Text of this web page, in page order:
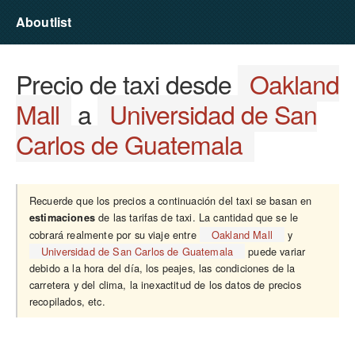
Aboutlist
Precio de taxi desde Oakland
Mall a Universidad de San
Carlos de Guatemala
Recuerde que los precios a continuación del taxi se basan en
estimacionesde las tarifas de taxi. La cantidad que se le
cobrará realmente por su viaje entre
Oakland Mall
y
Universidad de San Carlos de Guatemala
puede variar
debido a la hora del día, los peajes, las condiciones de la
carretera y del clima, la inexactitud de los datos de precios
recopilados, etc.